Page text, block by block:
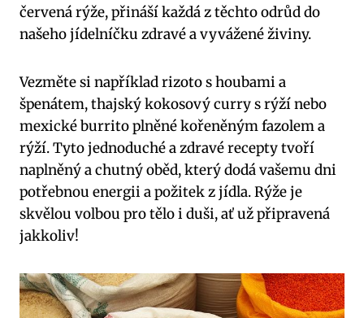
červená rýže, ​přináší každá z těchto‌ odrůd do
našeho ‌jídelníčku zdravé a vyvážené živiny.
Vezměte ‍si například rizoto ‌s houbami a
špenátem, thajský ⁣kokosový‍ curry s rýží ​nebo
⁤mexické⁣ burrito ⁢plněné kořeněným​ fazolem ‍a⁤
rýží. Tyto jednoduché a zdravé recepty⁣ tvoří
naplněný​ a⁢ chutný oběd, který dodá ‍vašemu dni
potřebnou energii a požitek z jídla. Rýže je
skvělou volbou pro tělo i duši, ať už připravená
jakkoliv!